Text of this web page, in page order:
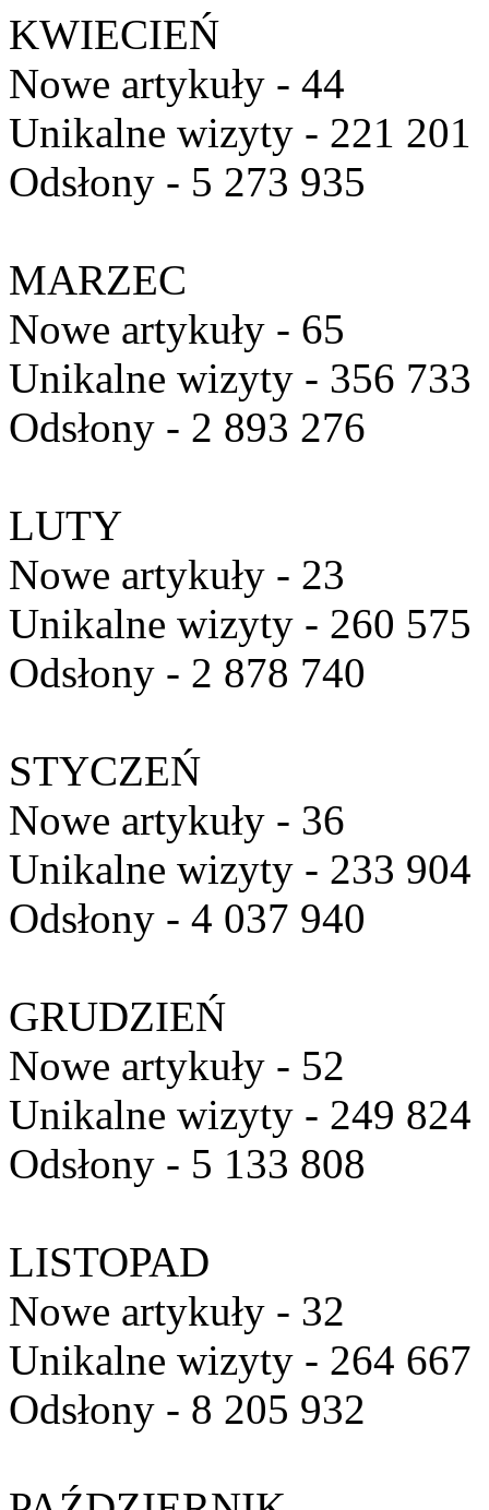
KWIECIEŃ
Nowe artykuły - 44
Unikalne wizyty - 221 201
Odsłony - 5 273 935
MARZEC
Nowe artykuły - 65
Unikalne wizyty - 356 733
Odsłony - 2 893 276
LUTY
Nowe artykuły - 23
Unikalne wizyty - 260 575
Odsłony - 2 878 740
STYCZEŃ
Nowe artykuły - 36
Unikalne wizyty - 233 904
Odsłony - 4 037 940
GRUDZIEŃ
Nowe artykuły - 52
Unikalne wizyty - 249 824
Odsłony - 5 133 808
LISTOPAD
Nowe artykuły - 32
Unikalne wizyty - 264 667
Odsłony - 8 205 932